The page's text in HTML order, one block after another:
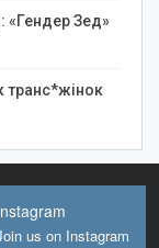
«Гендер Зед»
транс*жінок
us on Instagram